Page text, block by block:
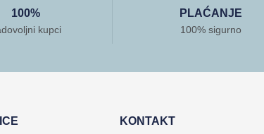
100%
kupci
PLAĆANJE
100% sigurno
KONTAKT